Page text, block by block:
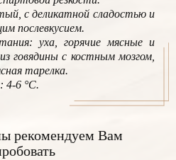
с деликатной сладостью и
послевкусием.
уха, горячие мясные и
говядины с костным мозгом,
тарелка.
4-6 °C.
рекомендуем Вам